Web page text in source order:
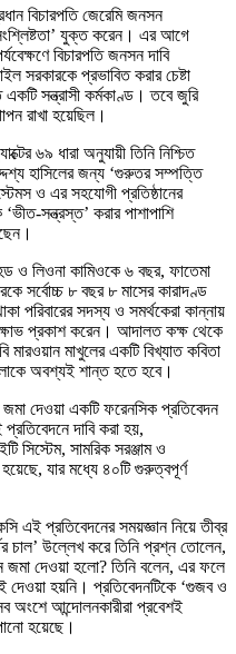
বিচারপতি জেরেমি জনসন
সংশ্লিষ্টতা’ যুক্ত করেন। এর আগে
বিচারপতি জনসন দাবি
সরকারকে প্রভাবিত করার চেষ্টা
সন্ত্রাসী কর্মকাণ্ড। তবে জুরি
রাখা হয়েছিল।
৬৯ ধারা অনুযায়ী তিনি নিশ্চিত
হাসিলের জন্য ‘গুরুতর সম্পত্তি
ও এর সহযোগী প্রতিষ্ঠানের
‘ভীত-সন্ত্রস্ত’ করার পাশাপাশি
ও লিওনা কামিওকে ৬ বছর, ফাতেমা
সর্বোচ্চ ৮ বছর ৮ মাসের কারাদণ্ড
পরিবারের সদস্য ও সমর্থকেরা কান্নায়
প্রকাশ করেন। আদালত কক্ষ থেকে
মারওয়ান মাখুলের একটি বিখ্যাত কবিতা
অবশ্যই শান্ত হতে হবে।
জমা দেওয়া একটি ফরেনসিক প্রতিবেদন
দাবি করা হয়,
সিস্টেম, সামরিক সরঞ্জাম ও
যার মধ্যে ৪০টি গুরুত্বপূর্ণ
এই প্রতিবেদনের সময়জ্ঞান নিয়ে তীব্র
চাল’ উল্লেখ করে তিনি প্রশ্ন তোলেন,
জমা দেওয়া হলো? তিনি বলেন, এর ফলে
হয়নি। প্রতিবেদনটিকে ‘গুজব ও
অংশে আন্দোলনকারীরা প্রবেশই
হয়েছে।